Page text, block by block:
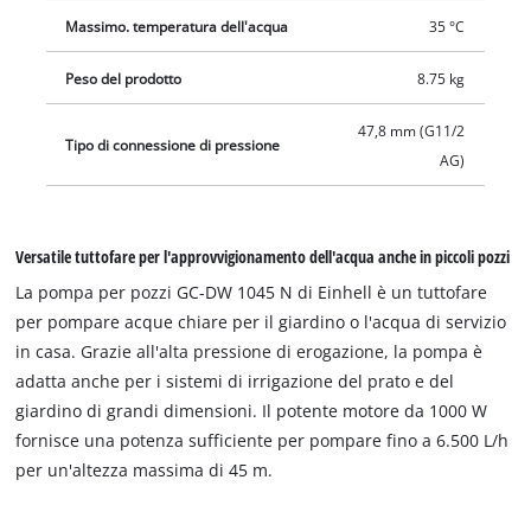
parte superiore della pompa.
Massimo. temperatura dell'acqua 35 °C
Peso del prodotto 8.75 kg
Tipo di connessione di pressione
47,8 mm (G11/2
AG)
Versatile tuttofare per l'approvvigionamento dell'acqua anche in piccoli pozzi
La pompa per pozzi GC-DW 1045 N di Einhell è un tuttofare
per pompare acque chiare per il giardino o l'acqua di servizio
in casa. Grazie all'alta pressione di erogazione, la pompa è
adatta anche per i sistemi di irrigazione del prato e del
giardino di grandi dimensioni. Il potente motore da 1000 W
fornisce una potenza sufficiente per pompare fino a 6.500 L/h
per un'altezza massima di 45 m.